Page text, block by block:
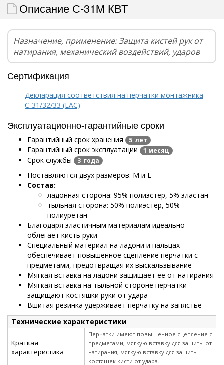
Описание С-31M КВТ
Назначение, применение: Защита кистей рук от
натирания, механический воздействий, ударов
Сертификация
Декларация соответствия на перчатки монтажника
С-31/32/33 (ЕАС)
Эксплуатационно-гарантийные сроки
Гарантийный срок хранения 5 лет
Гарантийный срок эксплуатации 1 месяц
Срок службы 3 года
Поставляются двух размеров: M и L
Состав:
ладонная сторона: 95% полиэстер, 5% эластан
тыльная сторона: 50% полиэстер, 50%
полиуретан
Благодаря эластичным материалам идеально
облегает кисть руки
Специальный материал на ладони и пальцах
обеспечивает повышенное сцепление перчатки с
предметами, предотвращая их выскальзывание
Мягкая вставка на ладони защищает ее от натирания
Мягкая вставка на тыльной стороне перчатки
защищают костяшки руки от удара
Вшитая резинка удерживает перчатку на запястье
Технические характеристики
Краткая
характеристика
Перчатки имеют повышенное сцепление с
предметами, мягкую вставку для защиты от
натирания, мягкую вставку для защиты
костяшек кисти от удара.